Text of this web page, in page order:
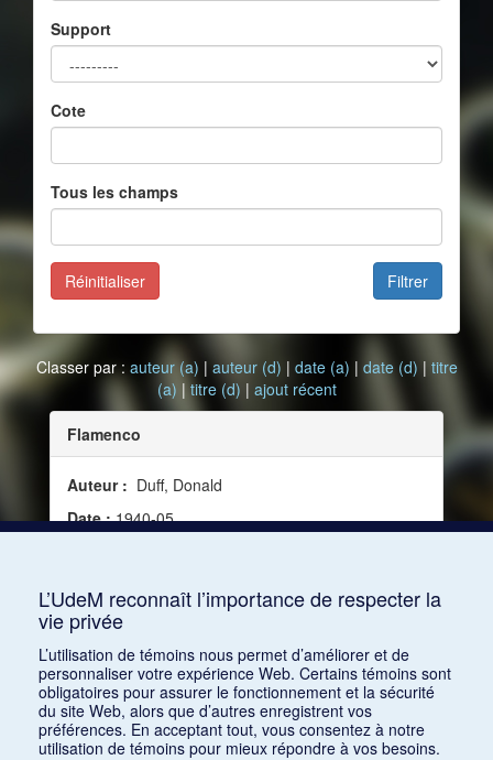
Support
Cote
Tous les champs
Filtrer
Réinitialiser
Classer par : auteur (a) | auteur (d) | date (a) | date (d) | titre
(a) | titre (d) | ajout récent
Flamenco
Auteur : Duff, Donald
Date :1940-05
L’UdeM reconnaît l’importance de respecter la
vie privée
L’utilisation de témoins nous permet d’améliorer et de
personnaliser votre expérience Web. Certains témoins sont
obligatoires pour assurer le fonctionnement et la sécurité
du site Web, alors que d’autres enregistrent vos
préférences. En acceptant tout, vous consentez à notre
utilisation de témoins pour mieux répondre à vos besoins.